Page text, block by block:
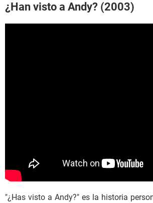
¿Han visto a Andy? (2003)
"¿Has visto a Andy?" es la historia